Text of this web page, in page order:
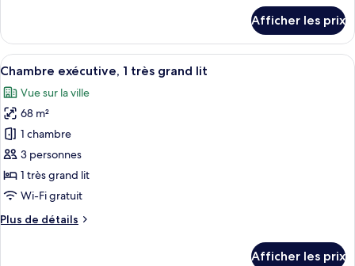
Appartement
Penthouse
Afficher les prix
Afficher
toutes
les
photos
pour
ce
type
de
chambre :
Chambre
Une chambre d’hôtel avec une
3
Chambre exécutive, 1 très grand lit
Vue sur la ville
68 m²
1 chambre
3 personnes
1 très grand lit
Wi-Fi gratuit
Plus de détails
Plus
Afficher les prix